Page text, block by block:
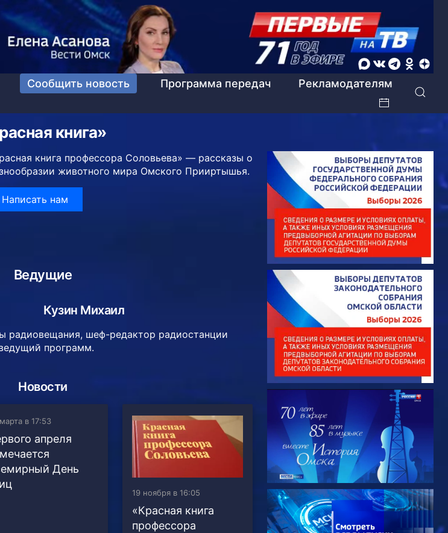
Сообщить новость Программа передач
Рекламодателям
книга»
книга профессора Соловьева» — рассказы о
животного мира Омского Прииртышья.
Написать нам
Ведущие
Кузин Михаил
радиовещания, шеф-редактор радиостанции
программ.
Новости
в 17:53
апреля
День
19 ноября в 16:05
«Красная книга
профессора